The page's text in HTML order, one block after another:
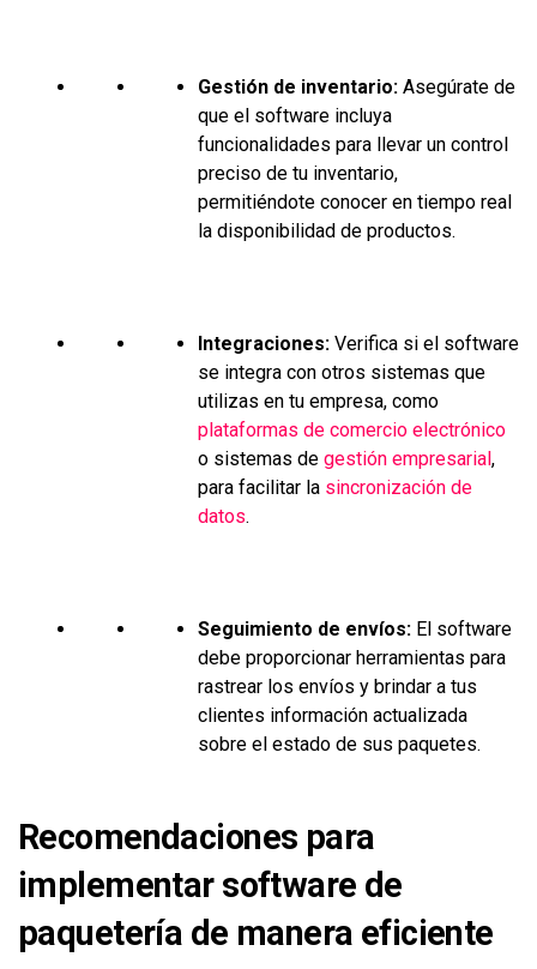
Gestión de inventario: Asegúrate de
que el software incluya
funcionalidades para llevar un control
preciso de tu inventario,
permitiéndote conocer en tiempo real
la disponibilidad de productos.
Integraciones: Verifica si el software
se integra con otros sistemas que
utilizas en tu empresa, como
plataformas de comercio electrónico
o sistemas de gestión empresarial ,
para facilitar la sincronización de
datos.
Seguimiento de envíos: El software
debe proporcionar herramientas para
rastrear los envíos y brindar a tus
clientes información actualizada
sobre el estado de sus paquetes.
Recomendaciones para
implementar software de
paquetería de manera eficiente